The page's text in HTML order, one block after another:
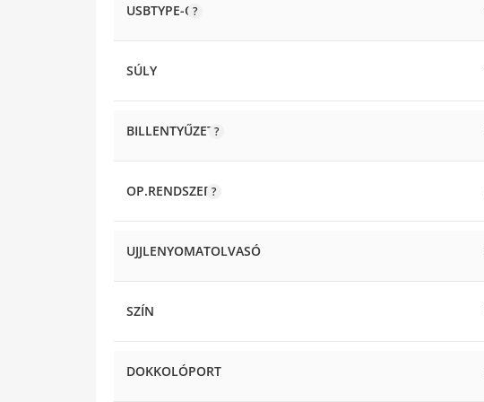
USBTYPE-C
SÚLY
BILLENTYŰZET
OP.RENDSZER
UJJLENYOMATOLVASÓ
SZÍN
DOKKOLÓPORT